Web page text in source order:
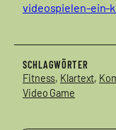
videospielen-ein-
SCHLAGWÖRTER
Fitness, Klartext,
Video Game